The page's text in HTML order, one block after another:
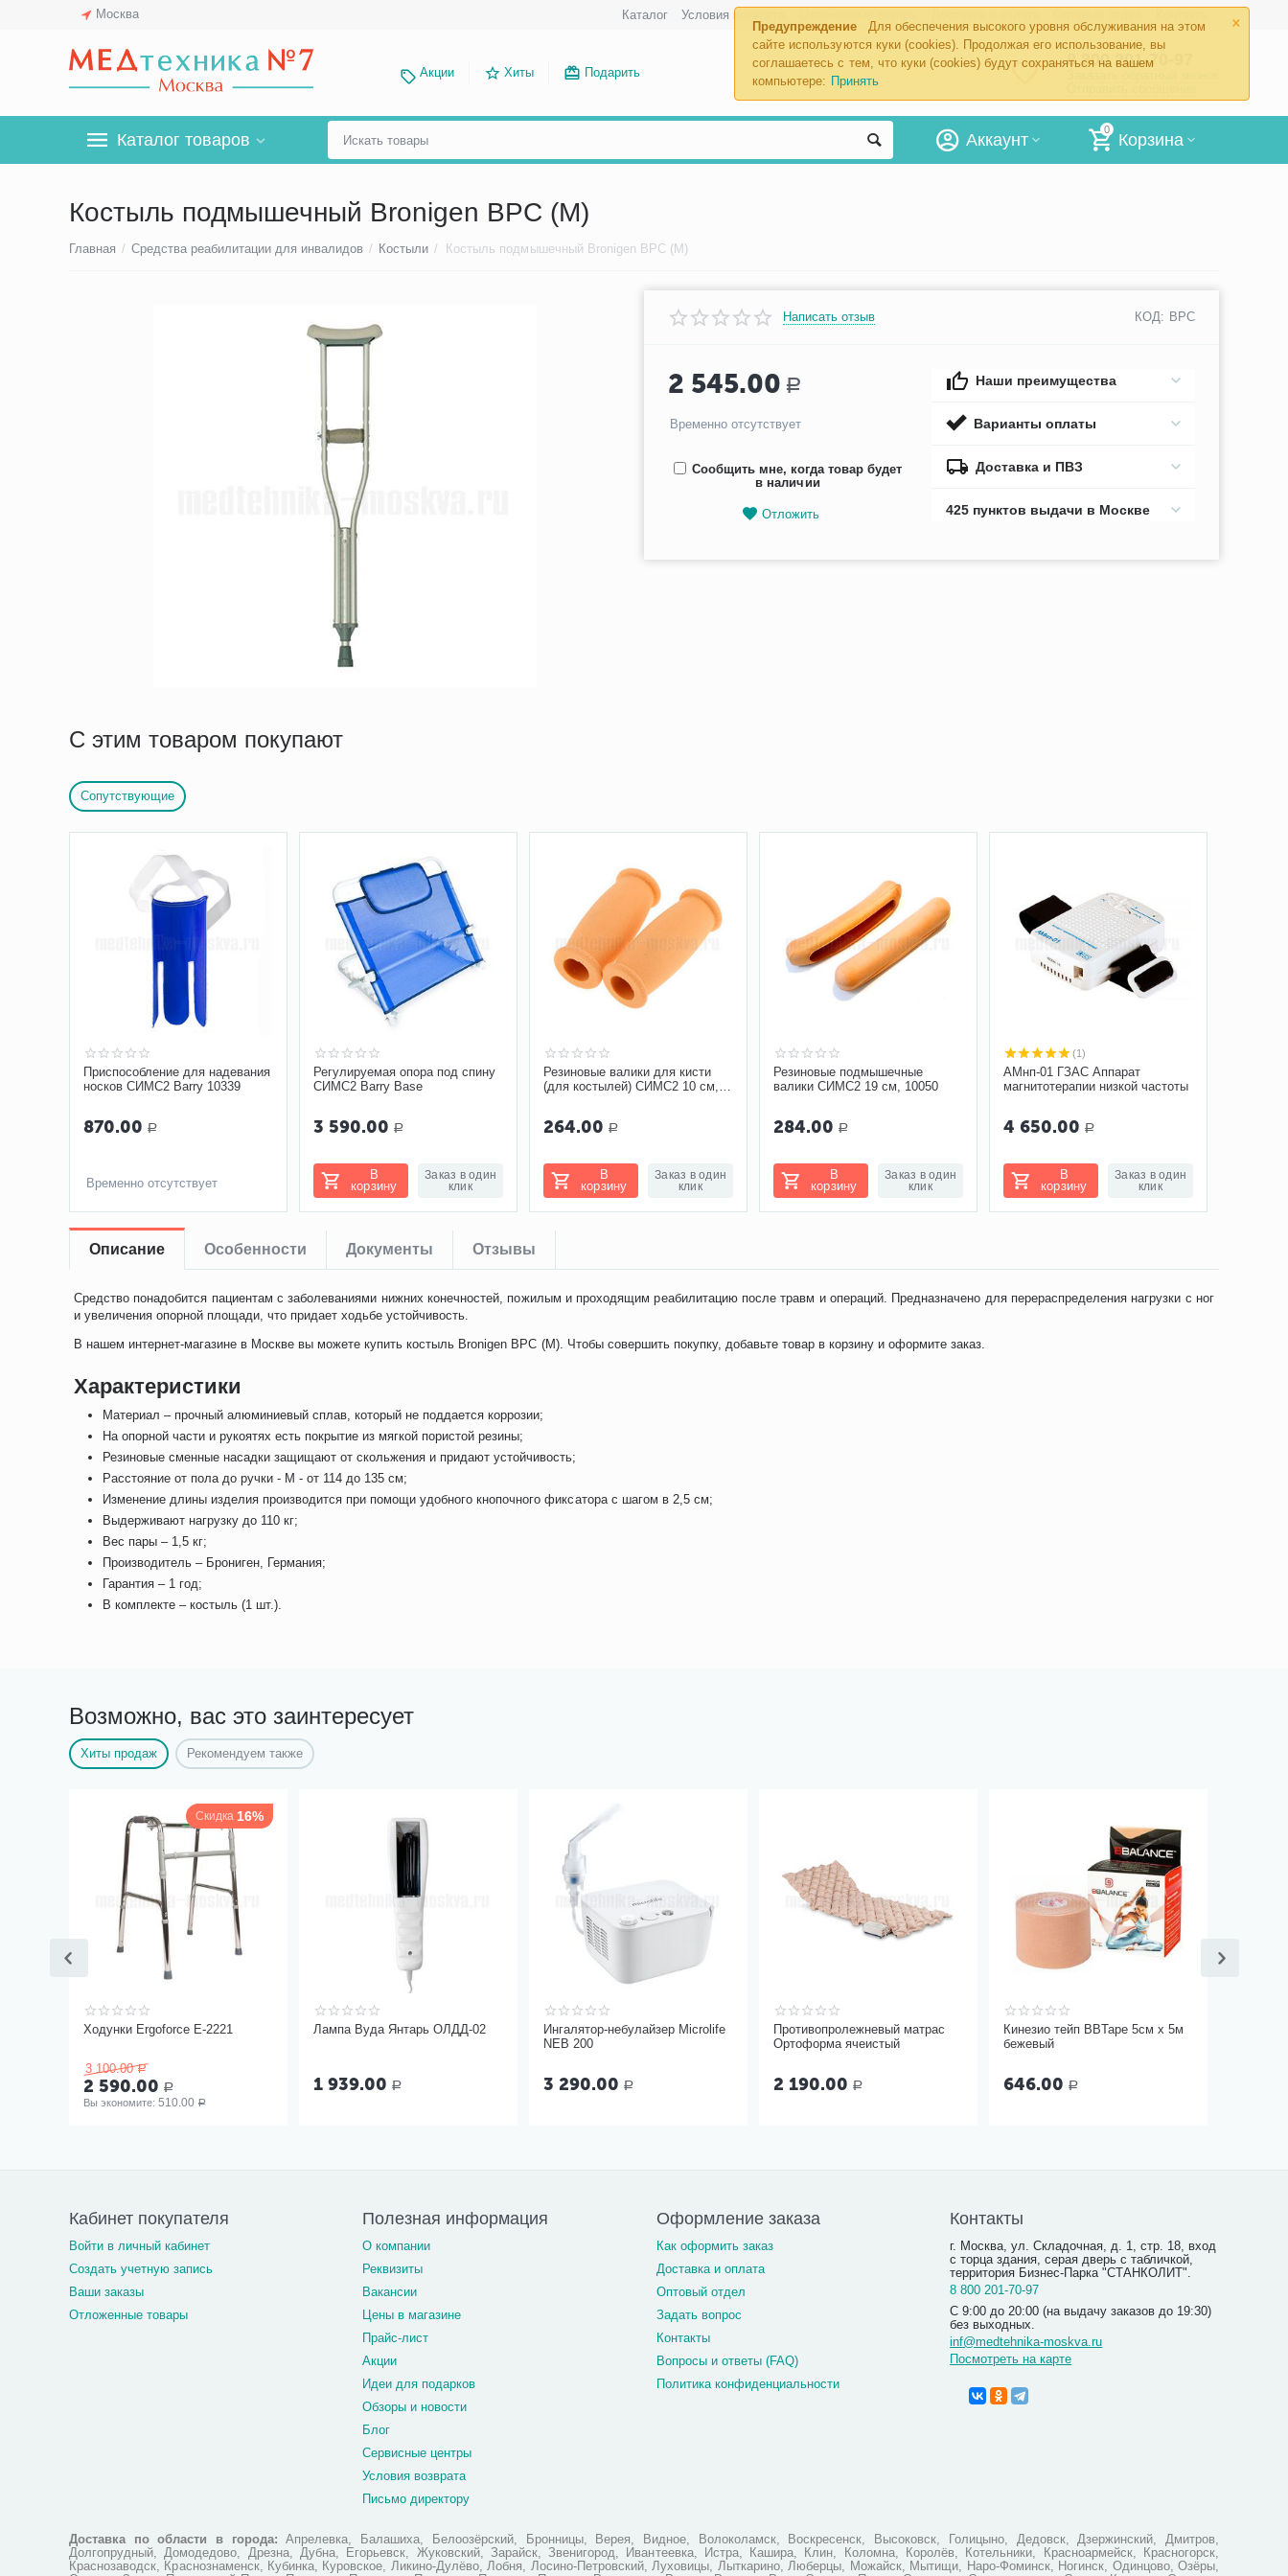
×
Предупреждение
Для обеспечения высокого уровня обслуживания на этом
сайте используются куки (cookies). Продолжая его использование, вы
соглашаетесь с тем, что куки (cookies) будут сохраняться на вашем
компьютере: Принять
Москва Каталог Условия возврата
Акции Хиты Подарить
8 800 201-70-97
Каталог товаров
0
Корзина
Аккаунт
Костыль подмышечный Bronigen BPC (M)
Главная / Средства реабилитации для инвалидов / Костыли / Костыль подмышечный Bronigen BPC (M)
Написать отзыв КОД: BPC
2 545.00 Р
Временно отсутствует
Сообщить мне, когда товар будет
в наличии
Отложить
Наши преимущества
Варианты оплаты
Доставка и ПВЗ
425 пунктов выдачи в Москве
С этим товаром покупают
Сопутствующие
Приспособление для надевания
носков СИМС2 Barry 10339
870.00 Р
Временно отсутствует
Регулируемая опора под спину
СИМС2 Barry Base
3 590.00 Р
В
корзину
Заказ в один
клик
Резиновые валики для кисти
(для костылей) СИМС2 10 см,
264.00 Р
В
корзину
Заказ в один
клик
Резиновые подмышечные
валики СИМС2 19 см, 10050
284.00 Р
В
корзину
Заказ в один
клик
(1)
АМнп-01 ГЗАС Аппарат
магнитотерапии низкой частоты
4 650.00 Р
В
корзину
Заказ в один
клик
Описание Особенности Документы Отзывы
Средство понадобится пациентам с заболеваниями нижних конечностей, пожилым и проходящим реабилитацию после травм и операций. Предназначено для перераспределения нагрузки с ног
и увеличения опорной площади, что придает ходьбе устойчивость.
В нашем интернет-магазине в Москве вы можете купить костыль Bronigen BPC (M). Чтобы совершить покупку, добавьте товар в корзину и оформите заказ.
Характеристики
Материал – прочный алюминиевый сплав, который не поддается коррозии;
На опорной части и рукоятях есть покрытие из мягкой пористой резины;
Резиновые сменные насадки защищают от скольжения и придают устойчивость;
Расстояние от пола до ручки - M - от 114 до 135 см;
Изменение длины изделия производится при помощи удобного кнопочного фиксатора с шагом в 2,5 см;
Выдерживают нагрузку до 110 кг;
Вес пары – 1,5 кг;
Производитель – Брониген, Германия;
Гарантия – 1 год;
В комплекте – костыль (1 шт.).
Возможно, вас это заинтересует
Хиты продаж Рекомендуем также
Скидка 16%
Ходунки Ergoforce Е-2221
3 100.00 Р
2 590.00 Р
Вы экономите: 510.00 Р
Лампа Вуда Янтарь ОЛДД-02
1 939.00 Р
Ингалятор-небулайзер Microlife
NEB 200
3 290.00 Р
Противопролежневый матрас
Ортоформа ячеистый
2 190.00 Р
Кинезио тейп BBTape 5см x 5м
бежевый
646.00 Р
Кабинет покупателя
Войти в личный кабинет
Создать учетную запись
Ваши заказы
Отложенные товары
Полезная информация
О компании
Реквизиты
Вакансии
Цены в магазине
Прайс-лист
Акции
Идеи для подарков
Обзоры и новости
Блог
Сервисные центры
Условия возврата
Письмо директору
Оформление заказа
Как оформить заказ
Доставка и оплата
Оптовый отдел
Задать вопрос
Контакты
Вопросы и ответы (FAQ)
Политика конфиденциальности
Контакты
г. Москва, ул. Складочная, д. 1, стр. 18, вход
с торца здания, серая дверь с табличкой,
территория Бизнес-Парка "СТАНКОЛИТ".
8 800 201-70-97
С 9:00 до 20:00 (на выдачу заказов до 19:30)
без выходных.
inf@medtehnika-moskva.ru
Посмотреть на карте
Доставка по области в города: Апрелевка, Балашиха, Белоозёрский, Бронницы, Верея, Видное, Волоколамск, Воскресенск, Высоковск, Голицыно, Дедовск, Дзержинский, Дмитров,
Долгопрудный, Домодедово, Дрезна, Дубна, Егорьевск, Жуковский, Зарайск, Звенигород, Ивантеевка, Истра, Кашира, Клин, Коломна, Королёв, Котельники, Красноармейск, Красногорск,
Краснозаводск, Краснознаменск, Кубинка, Куровское, Ликино-Дулёво, Лобня, Лосино-Петровский, Луховицы, Лыткарино, Люберцы, Можайск, Мытищи, Наро-Фоминск, Ногинск, Одинцово, Озёры,